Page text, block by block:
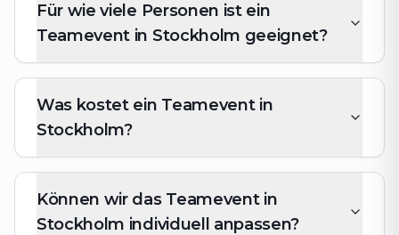
Für wie viele Personen ist ein
Teamevent in Stockholm geeignet?
Was kostet ein Teamevent in
Stockholm?
Können wir das Teamevent in
Stockholm individuell anpassen?